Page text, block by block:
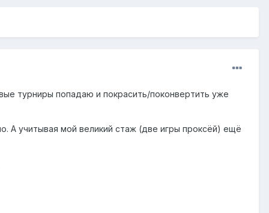
турниры попадаю и покрасить/поконвертить уже
А учитывая мой великий стаж (две игры проксёй) ещё